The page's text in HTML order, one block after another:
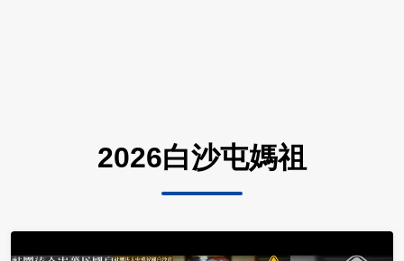
2026白沙屯媽祖